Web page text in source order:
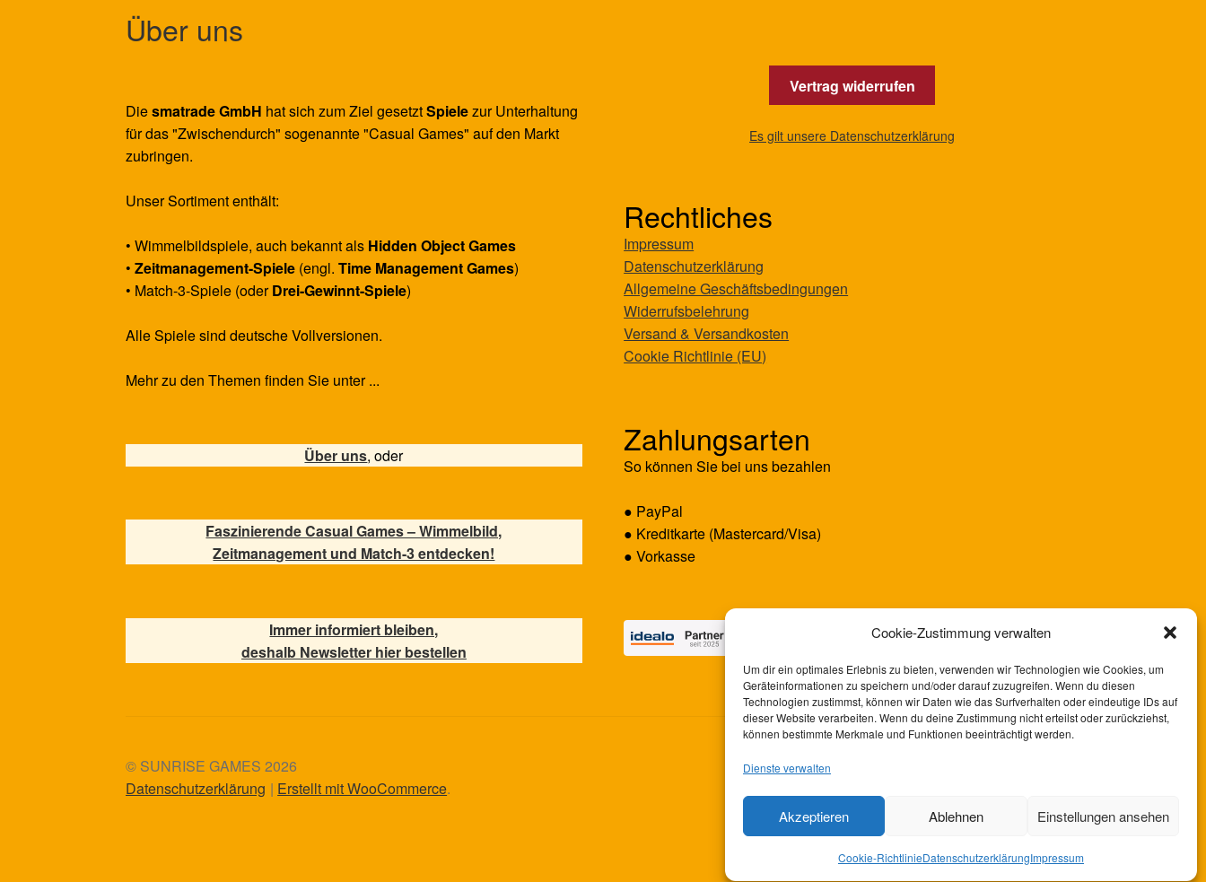
Cookie-Zustimmung verwalten
Um dir ein optimales Erlebnis zu bieten, verwenden wir Technologien wie Cookies, um
Geräteinformationen zu speichern und/oder darauf zuzugreifen. Wenn du diesen
Technologien zustimmst, können wir Daten wie das Surfverhalten oder eindeutige IDs auf
dieser Website verarbeiten. Wenn du deine Zustimmung nicht erteilst oder zurückziehst,
können bestimmte Merkmale und Funktionen beeinträchtigt werden.
Dienste verwalten
Akzeptieren Ablehnen Einstellungen ansehen
Cookie-RichtlinieDatenschutzerklärungImpressum
Über uns
Diesmatrade GmbH hat sich zum Ziel gesetztSpielezur Unterhaltung
für das "Zwischendurch" sogenannte "Casual Games" auf den Markt
zubringen.
Unser Sortiment enthält:
• Wimmelbildspiele, auch bekannt als Hidden Object Games
•Zeitmanagement-Spiele (engl.Time Management Games)
• Match-3-Spiele (oderDrei-Gewinnt-Spiele)
Alle Spiele sind deutsche Vollversionen.
Mehr zu den Themen finden Sie unter ...
Über uns, oder
Faszinierende Casual Games – Wimmelbild,
Zeitmanagement und Match-3 entdecken!
Immer informiert bleiben,
deshalb Newsletter hier bestellen
Vertrag widerrufen
Es gilt unsere Datenschutzerklärung
Rechtliches
Impressum
Datenschutzerklärung
Allgemeine Geschäftsbedingungen
Widerrufsbelehrung
Versand & Versandkosten
Cookie Richtlinie (EU)
Zahlungsarten
So können Sie bei uns bezahlen
● PayPal
● Kreditkarte (Mastercard/Visa)
● Vorkasse
© SUNRISE GAMES 2026
Datenschutzerklärung
Erstellt mit WooCommerce.